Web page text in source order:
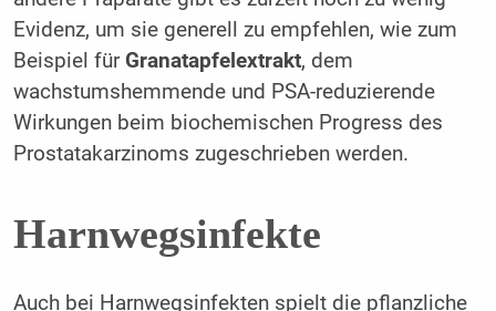
Evidenz, um sie generell zu empfehlen, wie zum
Beispiel für Granatapfelextrakt, dem
wachstumshemmende und PSA-reduzierende
Wirkungen beim biochemischen Progress des
Prostatakarzinoms zugeschrieben werden.
Harnwegsinfekte
Auch bei Harnwegsinfekten spielt die pflanzliche